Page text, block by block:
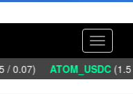
Toggle
0.07) ATOM_USDC(1.5